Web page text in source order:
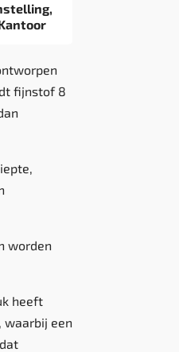
fijnstof 8
worden
heeft
waarbij een